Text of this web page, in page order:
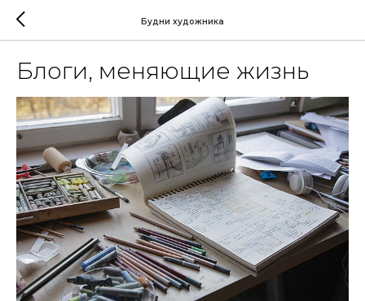
Будни художника
Блоги, меняющие жизнь